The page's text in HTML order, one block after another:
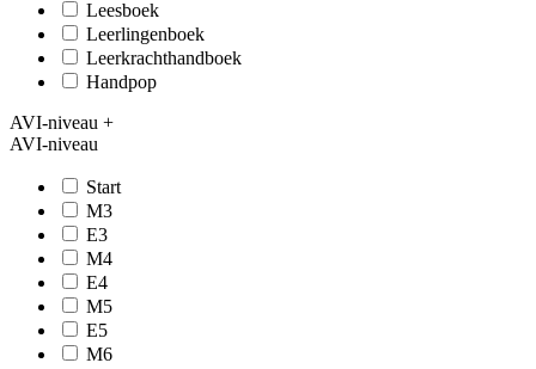
Leesboek
Leerlingenboek
Leerkrachthandboek
Handpop
AVI-niveau +
AVI-niveau
Start
M3
E3
M4
E4
M5
E5
M6